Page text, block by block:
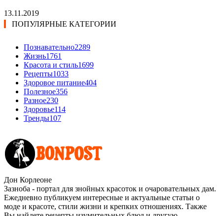
13.11.2019
ПОПУЛЯРНЫЕ КАТЕГОРИИ
Познавательно2289
Жизнь1761
Красота и стиль1699
Рецепты1033
Здоровое питание404
Полезное356
Разное230
Здоровье114
Тренды107
Дон Корлеоне
Зазноба - портал для знойных красоток и очаровательных дам.
Ежедневно публикуем интересные и актуальные статьи о
моде и красоте, стили жизни и крепких отношениях. Также